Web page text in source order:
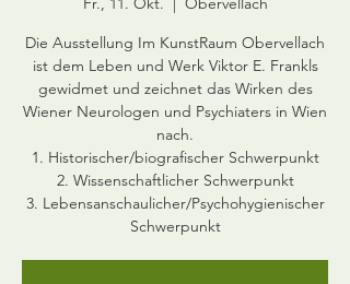
Die Ausstellung Im KunstRaum Obervellach
ist dem Leben und Werk Viktor E. Frankls
gewidmet und zeichnet das Wirken des
Wiener Neurologen und Psychiaters in Wien
nach.
1. Historischer/biografischer Schwerpunkt
2. Wissenschaftlicher Schwerpunkt
3. Lebensanschaulicher/Psychohygienischer
Schwerpunkt